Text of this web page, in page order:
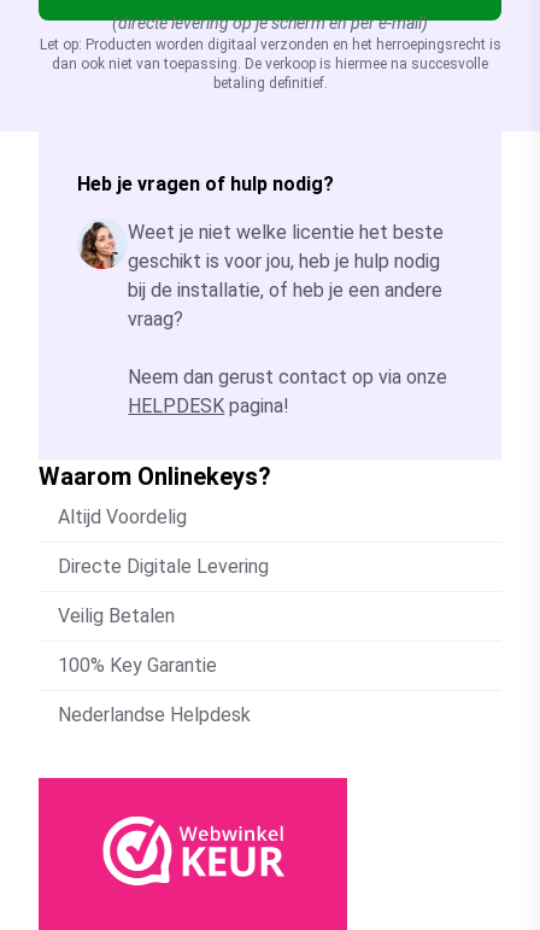
(directe levering op je scherm en per e-mail)
Let op: Producten worden digitaal verzonden en het herroepingsrecht is
dan ook niet van toepassing. De verkoop is hiermee na succesvolle
betaling definitief.
Heb je vragen of hulp nodig?
Weet je niet welke licentie het beste
geschikt is voor jou, heb je hulp nodig
bij de installatie, of heb je een andere
vraag?
Neem dan gerust contact op via onze
HELPDESK pagina!
Waarom Onlinekeys?
Altijd Voordelig
Directe Digitale Levering
Veilig Betalen
100% Key Garantie
Nederlandse Helpdesk